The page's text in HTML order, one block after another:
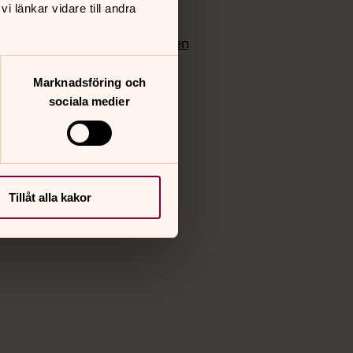
länkar vidare till andra
Marknadsföring och
sociala medier
Tillåt alla kakor
Instagram
Bloggportalen